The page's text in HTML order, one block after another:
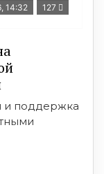
14:32 127
и поддержка